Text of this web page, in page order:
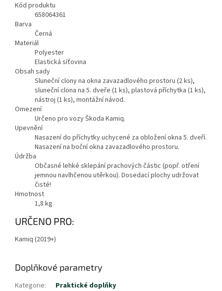
Kód produktu
658064361
Barva
Černá
Materiál
Polyester
Elastická síťovina
Obsah sady
Sluneční clony na okna zavazadlového prostoru (2 ks),
sluneční clona na 5. dveře (1 ks), plastová příchytka (1 ks),
nástroj (1 ks), montážní návod.
Omezení
Určeno pro vozy Škoda Kamiq.
Upevnění
Nasazení do příchytky uchycené za obložení okna 5. dveří.
Nasazení na boční okna zavazadlového prostoru.
Údržba
Občasné lehké sklepání prachových částic (popř. otření
jemnou navlhčenou utěrkou). Dosedací plochy udržovat
čisté!
Hmotnost
1,8 kg
URČENO PRO:
Kamiq (2019+)
Doplňkové parametry
Kategorie:
Praktické doplňky